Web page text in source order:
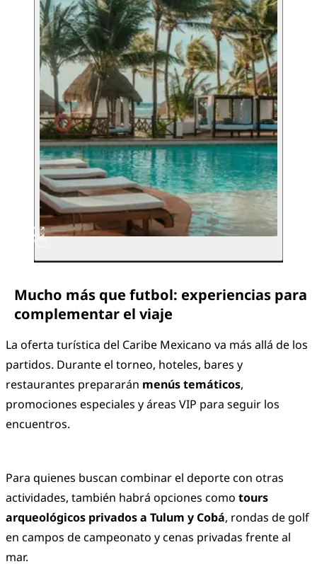
Mucho más que futbol: experiencias para
complementar el viaje
La oferta turística del Caribe Mexicano va más allá de los
partidos. Durante el torneo, hoteles, bares y
restaurantes prepararán menús temáticos,
promociones especiales y áreas VIP para seguir los
encuentros.
Para quienes buscan combinar el deporte con otras
actividades, también habrá opciones como tours
arqueológicos privados a Tulum y Cobá, rondas de golf
en campos de campeonato y cenas privadas frente al
mar.